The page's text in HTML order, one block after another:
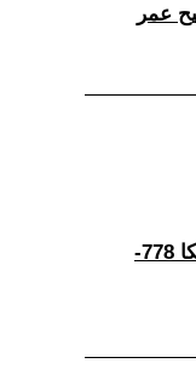
(7) العمل الفدائي في رواية -مجموعة عكا 778-